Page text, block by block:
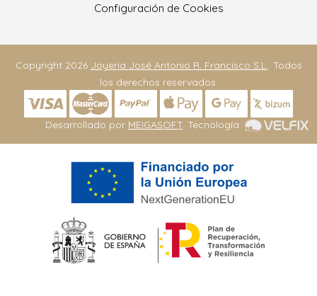
Configuración de Cookies
Copyright 2026 Joyeria José Antonio R. Francisco S.L.. Todos
los derechos reservados.
Desarrollado por MEIGASOFT . Tecnología